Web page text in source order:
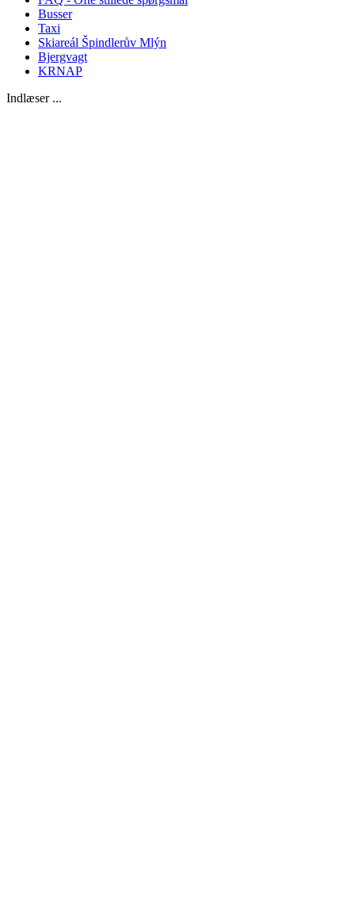
Busser
Taxi
Skiareál Špindlerův Mlýn
Bjergvagt
KRNAP
Indlæser ...